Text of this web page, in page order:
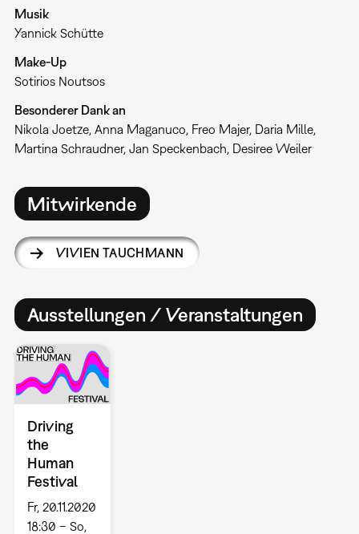
Musik
Yannick Schütte
Make-Up
Sotirios Noutsos
Besonderer Dank an
Nikola Joetze, Anna Maganuco, Freo Majer, Daria Mille,
Martina Schraudner, Jan Speckenbach, Desiree Weiler
Mitwirkende
VIVIEN TAUCHMANN
Ausstellungen / Veranstaltungen
Driving
the
Human
Festival
Fr, 20.11.2020
18:30 – So,